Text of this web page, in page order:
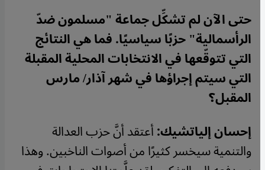
حتى الآن لم تشكِّل جماعة "مسلمون ضدّ
الرأسمالية" حزبًا سياسيًا. فما هي النتائج
التي تتوقّعها في الانتخابات المحلية المقبلة
التي سيتم إجراؤها في شهر آذار/ مارس
المقبل؟
إحسان إلياتشيك:أعتقد أنَّ حزب العدالة
والتنمية سيخسر كثيرًا من أصوات الناخبين. وهذا